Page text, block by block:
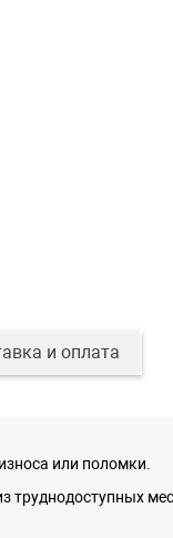
и оплата
или поломки.